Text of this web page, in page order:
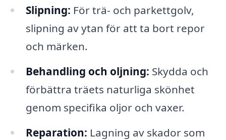
Slipning: För trä- och parkettgolv,
slipning av ytan för att ta bort repor
och märken.
Behandling och oljning: Skydda och
förbättra träets naturliga skönhet
genom specifika oljor och vaxer.
Reparation: Lagning av skador som